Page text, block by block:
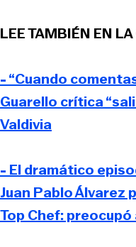
LEE TAMBIÉN EN
- “Cuando
Guarello crítica
Valdivia
- El dramático
Juan Pablo Álvarez
Top Chef: